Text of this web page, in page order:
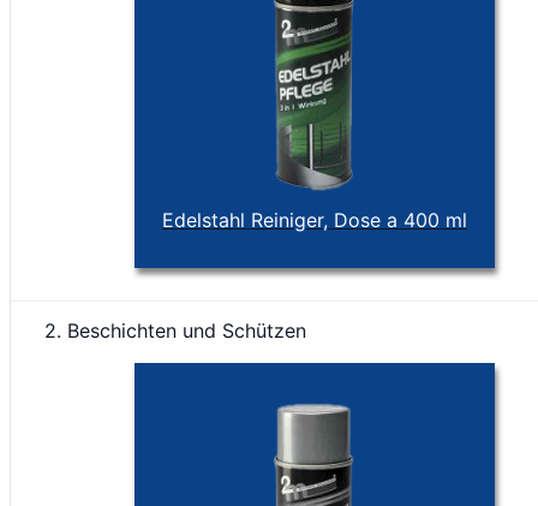
Edelstahl Reiniger, Dose a 400 ml
2. Beschichten und Schützen